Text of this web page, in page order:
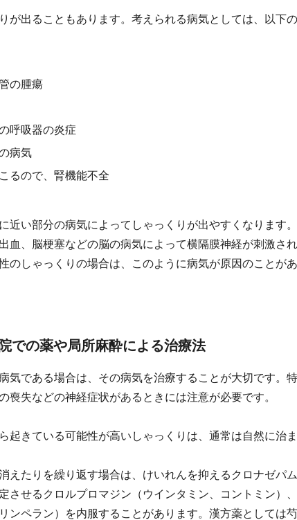
が出ることもあります。考えられる病気としては、以下
の腫瘍
呼吸器の炎症
病気
るので、腎機能不全
近い部分の病気によってしゃっくりが出やすくなります
血、脳梗塞などの脳の病気によって横隔膜神経が刺激さ
のしゃっくりの場合は、このように病気が原因のことが
での薬や局所麻酔による治療法
気である場合は、その病気を治療することが大切です。
喪失などの神経症状があるときには注意が必要です。
起きている可能性が高いしゃっくりは、通常は自然に治ま
えたりを繰り返す場合は、けいれんを抑えるクロナゼパ
させるクロルプロマジン（ウインタミン、コントミン）
ンペラン）を内服することがあります。漢方薬としては